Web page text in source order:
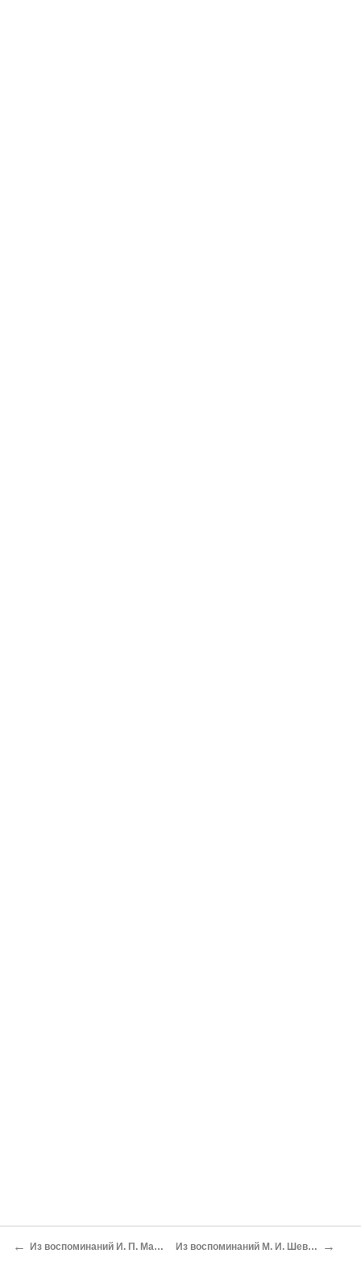
← Из воспоминаний И. П. Мазурука Из воспоминаний М. И. Шевелева →